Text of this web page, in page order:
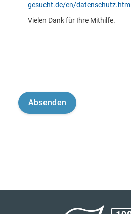
gesucht.de/en/datenschutz.html
Vielen Dank für Ihre Mithilfe.